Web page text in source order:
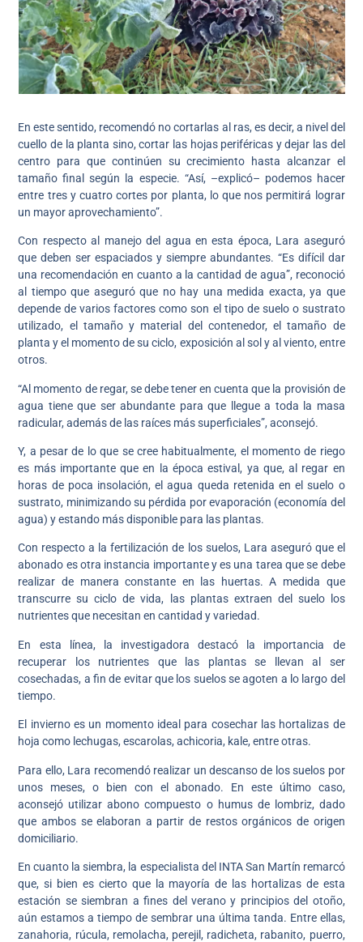
En este sentido, recomendó no cortarlas al ras, es decir, a nivel del
cuello de la planta sino, cortar las hojas periféricas y dejar las del
centro para que continúen su crecimiento hasta alcanzar el
tamaño final según la especie. “Así, –explicó– podemos hacer
entre tres y cuatro cortes por planta, lo que nos permitirá lograr
un mayor aprovechamiento”.
Con respecto al manejo del agua en esta época, Lara aseguró
que deben ser espaciados y siempre abundantes. “Es difícil dar
una recomendación en cuanto a la cantidad de agua”, reconoció
al tiempo que aseguró que no hay una medida exacta, ya que
depende de varios factores como son el tipo de suelo o sustrato
utilizado, el tamaño y material del contenedor, el tamaño de
planta y el momento de su ciclo, exposición al sol y al viento, entre
otros.
“Al momento de regar, se debe tener en cuenta que la provisión de
agua tiene que ser abundante para que llegue a toda la masa
radicular, además de las raíces más superficiales”, aconsejó.
Y, a pesar de lo que se cree habitualmente, el momento de riego
es más importante que en la época estival, ya que, al regar en
horas de poca insolación, el agua queda retenida en el suelo o
sustrato, minimizando su pérdida por evaporación (economía del
agua) y estando más disponible para las plantas.
Con respecto a la fertilización de los suelos, Lara aseguró que el
abonado es otra instancia importante y es una tarea que se debe
realizar de manera constante en las huertas. A medida que
transcurre su ciclo de vida, las plantas extraen del suelo los
nutrientes que necesitan en cantidad y variedad.
En esta línea, la investigadora destacó la importancia de
recuperar los nutrientes que las plantas se llevan al ser
cosechadas, a fin de evitar que los suelos se agoten a lo largo del
tiempo.
El invierno es un momento ideal para cosechar las hortalizas de
hoja como lechugas, escarolas, achicoria, kale, entre otras.
Para ello, Lara recomendó realizar un descanso de los suelos por
unos meses, o bien con el abonado. En este último caso,
aconsejó utilizar abono compuesto o humus de lombriz, dado
que ambos se elaboran a partir de restos orgánicos de origen
domiciliario.
En cuanto la siembra, la especialista del INTA San Martín remarcó
que, si bien es cierto que la mayoría de las hortalizas de esta
estación se siembran a fines del verano y principios del otoño,
aún estamos a tiempo de sembrar una última tanda. Entre ellas,
zanahoria, rúcula, remolacha, perejil, radicheta, rabanito, puerro,